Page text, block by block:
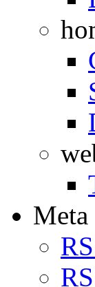
Meta